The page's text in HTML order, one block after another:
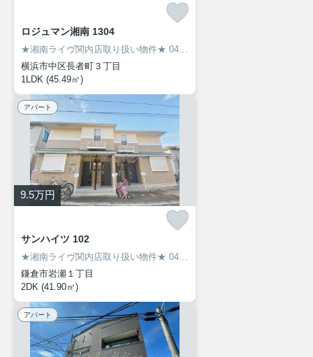
ロジュマン湘南 1304
★湘南ライヴ関内店取り扱い物件★ 045-319-6094
横浜市中区長者町３丁目
1LDK (45.49㎡)
アパート
9.5万円
サンハイツ 102
★湘南ライヴ関内店取り扱い物件★ 045-319-6094
鎌倉市岩瀬１丁目
2DK (41.90㎡)
アパート